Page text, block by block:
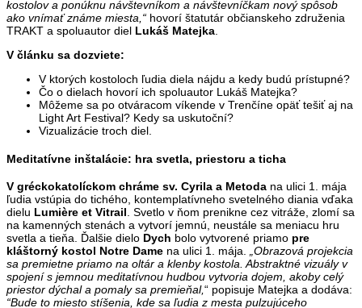
kostolov a ponúknu návštevníkom a návštevníčkam nový spôsob
ako vnímať známe miesta,“ hovorí štatutár občianskeho združenia
TRAKT a spoluautor diel Lukáš Matejka
V článku sa dozviete:
V ktorých kostoloch ľudia diela nájdu a kedy budú prístupné?
Čo o dielach hovorí ich spoluautor Lukáš Matejka?
Môžeme sa po otváracom víkende v Trenčíne opäť tešiť aj na
Light Art Festival? Kedy sa uskutoční?
Vizualizácie troch diel.
Meditatívne inštalácie: hra svetla, priestoru a ticha
V gréckokatolíckom chráme sv. Cyrila a Metoda na ulici 1. mája
ľudia vstúpia do tichého, kontemplatívneho svetelného diania vďaka
dielu Lumière et Vitrail . Svetlo v ňom prenikne cez vitráže, zlomí sa
na kamenných stenách a vytvorí jemnú, neustále sa meniacu hru
svetla a tieňa. Ďalšie dielo Dych bolo vytvorené priamo pre
kláštorný kostol Notre Dame na ulici 1. mája.
„Obrazová projekcia
sa premietne priamo na oltár a klenby kostola. Abstraktné vizuály v
spojení s jemnou meditatívnou hudbou vytvoria dojem, akoby celý
priestor dýchal a pomaly sa premieňal,“ popisuje Matejka a dodáva:
“Bude to miesto stíšenia, kde sa ľudia z mesta pulzujúceho